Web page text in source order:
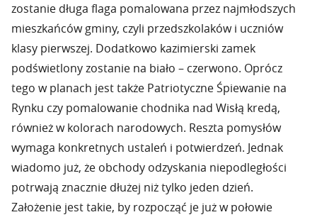
zostanie długa flaga pomalowana przez najmłodszych
mieszkańców gminy, czyli przedszkolaków i uczniów
klasy pierwszej. Dodatkowo kazimierski zamek
podświetlony zostanie na biało – czerwono. Oprócz
tego w planach jest także Patriotyczne Śpiewanie na
Rynku czy pomalowanie chodnika nad Wisłą kredą,
również w kolorach narodowych. Reszta pomysłów
wymaga konkretnych ustaleń i potwierdzeń. Jednak
wiadomo już, że obchody odzyskania niepodległości
potrwają znacznie dłużej niż tylko jeden dzień.
Założenie jest takie, by rozpocząć je już w połowie